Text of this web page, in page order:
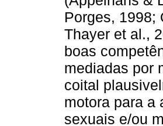
Porges, 1998;
Thayer et al.,
boas
mediadas por
coital
motora para a
sexuais e/ou